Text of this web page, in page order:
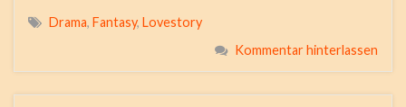
Drama, Fantasy, Lovestory
Kommentar hinterlassen